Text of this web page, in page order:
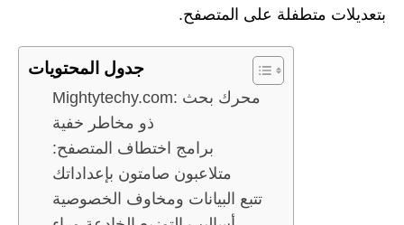
بتعديلات متطفلة على المتصفح.
جدول المحتويات
Mightytechy.com: محرك بحث
ذو مخاطر خفية
برامج اختطاف المتصفح:
متلاعبون صامتون بإعداداتك
تتبع البيانات ومخاوف الخصوصية